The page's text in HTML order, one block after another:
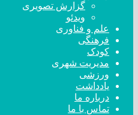
گزارش تصویری
ویدئو
علم و فناوری
فرهنگی
کودک
مدیریت شهری
ورزشی
یادداشت
درباره ما
تماس با ما